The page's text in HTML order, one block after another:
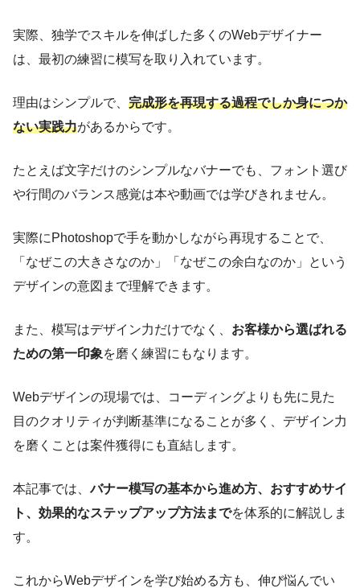
実際、独学でスキルを伸ばした多くのWebデザイナー
は、最初の練習に模写を取り入れています。
理由はシンプルで、 完成形を再現する過程でしか身につか
ない実践力があるからです。
たとえば文字だけのシンプルなバナーでも、フォント選び
や行間のバランス感覚は本や動画では学びきれません。
実際にPhotoshopで手を動かしながら再現することで、
「なぜこの大きさなのか」「なぜこの余白なのか」という
デザインの意図まで理解できます。
また、模写はデザイン力だけでなく、 お客様から選ばれる
ための第一印象を磨く練習にもなります。
Webデザインの現場では、コーディングよりも先に見た
目のクオリティが判断基準になることが多く、デザイン力
を磨くことは案件獲得にも直結します。
本記事では、バナー模写の基本から進め方、おすすめサイ
ト、効果的なステップアップ方法までを体系的に解説しま
す。
これからWebデザインを学び始める方も、伸び悩んでい